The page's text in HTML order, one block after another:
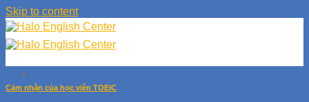
Skip to content
Cảm nhận của học viên TOEIC